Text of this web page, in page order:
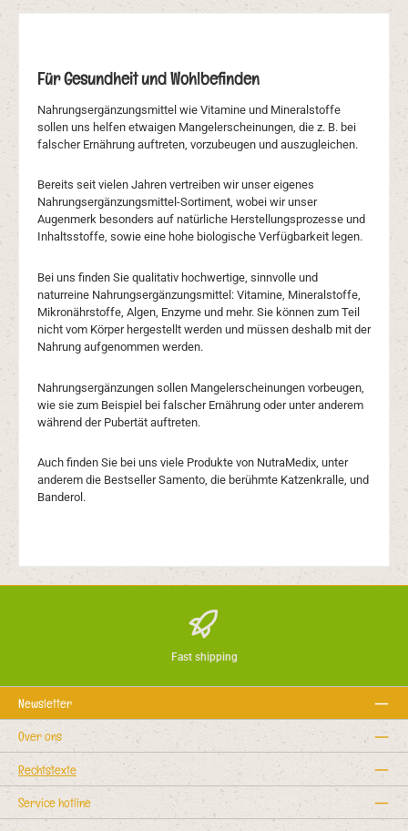
Für Gesundheit und Wohlbefinden
Nahrungsergänzungsmittel wie Vitamine und Mineralstoffe
sollen uns helfen etwaigen Mangelerscheinungen, die z. B. bei
falscher Ernährung auftreten, vorzubeugen und auszugleichen.
Bereits seit vielen Jahren vertreiben wir unser eigenes
Nahrungsergänzungsmittel-Sortiment, wobei wir unser
Augenmerk besonders auf natürliche Herstellungsprozesse und
Inhaltsstoffe, sowie eine hohe biologische Verfügbarkeit legen.
Bei uns finden Sie qualitativ hochwertige, sinnvolle und
naturreine Nahrungsergänzungsmittel: Vitamine, Mineralstoffe,
Mikronährstoffe, Algen, Enzyme und mehr. Sie können zum Teil
nicht vom Körper hergestellt werden und müssen deshalb mit der
Nahrung aufgenommen werden.
Nahrungsergänzungen sollen Mangelerscheinungen vorbeugen,
wie sie zum Beispiel bei falscher Ernährung oder unter anderem
während der Pubertät auftreten.
Auch finden Sie bei uns viele Produkte von NutraMedix, unter
anderem die Bestseller Samento, die berühmte Katzenkralle, und
Banderol.
Fast shipping
Newsletter
Over ons
Rechtstexte
Service hotline